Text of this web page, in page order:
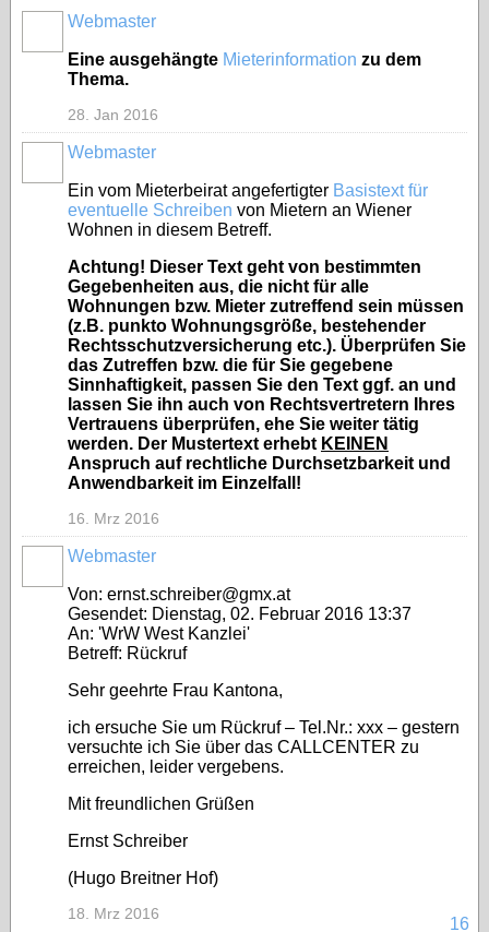
Webmaster
Eine ausgehängte Mieterinformation zu dem
Thema.
28. Jan 2016
Webmaster
Ein vom Mieterbeirat angefertigter Basistext für
eventuelle Schreiben von Mietern an Wiener
Wohnen in diesem Betreff.
Achtung! Dieser Text geht von bestimmten
Gegebenheiten aus, die nicht für alle
Wohnungen bzw. Mieter zutreffend sein müssen
(z.B. punkto Wohnungsgröße, bestehender
Rechtsschutzversicherung etc.). Überprüfen Sie
das Zutreffen bzw. die für Sie gegebene
Sinnhaftigkeit, passen Sie den Text ggf. an und
lassen Sie ihn auch von Rechtsvertretern Ihres
Vertrauens überprüfen, ehe Sie weiter tätig
werden. Der Mustertext erhebt KEINEN
Anspruch auf rechtliche Durchsetzbarkeit und
Anwendbarkeit im Einzelfall!
16. Mrz 2016
Webmaster
Von: ernst.schreiber@gmx.at
Gesendet: Dienstag, 02. Februar 2016 13:37
An: 'WrW West Kanzlei'
Betreff: Rückruf
Sehr geehrte Frau Kantona,
ich ersuche Sie um Rückruf – Tel.Nr.: xxx – gestern
versuchte ich Sie über das CALLCENTER zu
erreichen, leider vergebens.
Mit freundlichen Grüßen
Ernst Schreiber
(Hugo Breitner Hof)
16
18. Mrz 2016